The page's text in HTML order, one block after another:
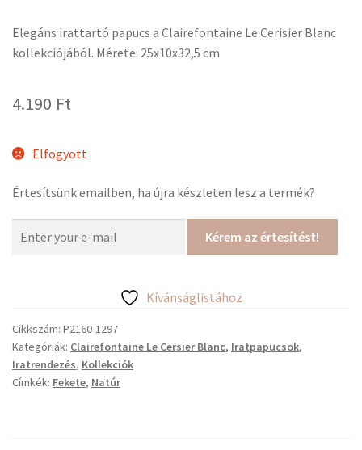
Elegáns irattartó papucs a Clairefontaine Le Cerisier Blanc
kollekciójából. Mérete: 25x10x32,5 cm
4.190 Ft
Elfogyott
Értesítsünk emailben, ha újra készleten lesz a termék?
Kérem az értesítést!
Kívánságlistához
Cikkszám: P2160-1297
Kategóriák: Clairefontaine Le Cersier Blanc, Iratpapucsok,
Iratrendezés, Kollekciók
Címkék: Fekete, Natúr